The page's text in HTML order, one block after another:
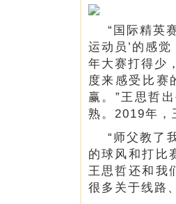
“国际精英
运动员’的感
年大赛打得少
度来感受比赛
赢。”王思哲
熟。2019年，
“师父教了
的球风和打比
王思哲还和我
很多关于线路